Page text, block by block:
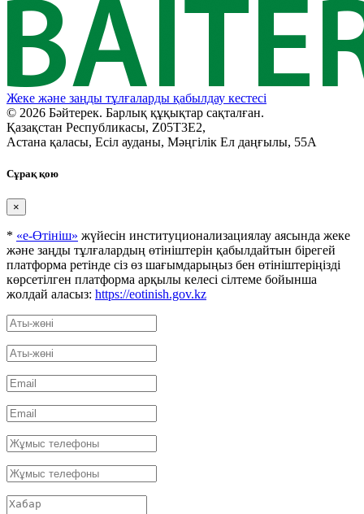
Жеке және заңды тұлғаларды қабылдау кестесі
© 2026 Бәйтерек. Барлық құқықтар сақталған.
Қазақстан Республикасы, Z05T3E2,
Астана қаласы, Есіл ауданы, Мәңгілік Ел даңғылы, 55А
Сұрақ қою
×
* «е-Өтініш» жүйесін институционализациялау аясында жеке
және заңды тұлғалардың өтініштерін қабылдайтын бірегей
платформа ретінде сіз өз шағымдарыңыз бен өтініштеріңізді
көрсетілген платформа арқылы келесі сілтеме бойынша
жолдай аласыз: https://eotinish.gov.kz